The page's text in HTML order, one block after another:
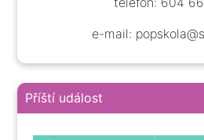
e-mail:
Příští událost